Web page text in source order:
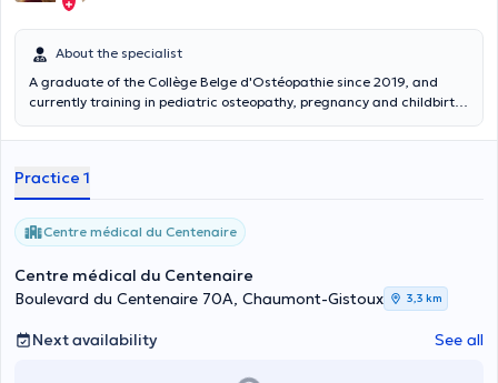
About the specialist
A graduate of the Collège Belge d'Ostéopathie since 2019, and
currently training in pediatric osteopathy, pregnancy and childbirth,
in Dion-Valmont on Monday and Wednesday afternoons as well as
her!
Practice 1
Centre médical du Centenaire
Centre médical du Centenaire
Boulevard du Centenaire 70A, Chaumont-Gistoux
3,3 km
Next availability See all